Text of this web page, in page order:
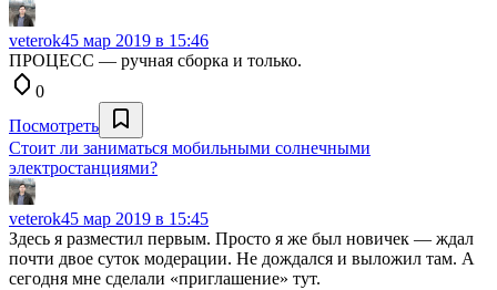
veterok45 мар 2019 в 15:46
ПРОЦЕСС — ручная сборка и только.
0
Посмотреть
Стоит ли заниматься мобильными солнечными
электростанциями?
veterok45 мар 2019 в 15:45
Здесь я разместил первым. Просто я же был новичек — ждал
почти двое суток модерации. Не дождался и выложил там. А
сегодня мне сделали «приглашение» тут.